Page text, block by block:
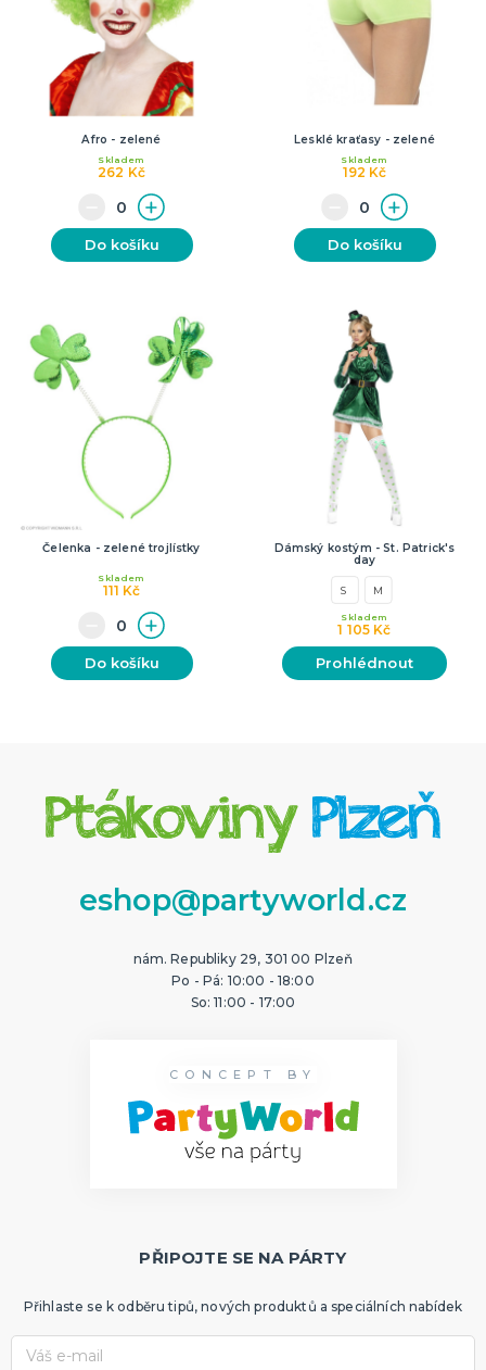
Afro - zelené
262 Kč
Skladem
Do košíku
Lesklé kraťasy - zelené
192 Kč
Skladem
Do košíku
Čelenka - zelené trojlístky
111 Kč
Skladem
Do košíku
Dámský kostým - St. Patrick's
day
S M
1 105 Kč
Skladem
Prohlédnout
eshop@partyworld.cz
nám. Republiky 29, 301 00 Plzeň
Po - Pá: 10:00 - 18:00
So: 11:00 - 17:00
CONCEPT BY
PŘIPOJTE SE NA PÁRTY
Přihlaste se k odběru tipů, nových produktů a speciálních nabídek